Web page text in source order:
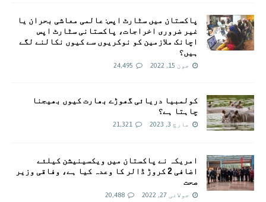
پاکستان میں سٹارٹ اپس: عالمی معاشی بحران یا
غیر ضروری اخراجات، پاکستانی سٹارٹ اپس
اچانک ملازمین کو نوکریوں سے کیوں نکالنے لگے
ہیں؟
جون 15, 2022 24,495
کولمبیا دریائی گھوڑے بھارت کیوں بھیجنا
چاہتا ہے؟
مارچ 3, 2023 21,321
امريکہ نے پاکستان میں ویکسینیشن کیلئے
اضافی 2 کروڑ ڈالر کا وعدہ کیا ہے، وفاقی وزیر
صحت
جولائی 27, 2022 20,488